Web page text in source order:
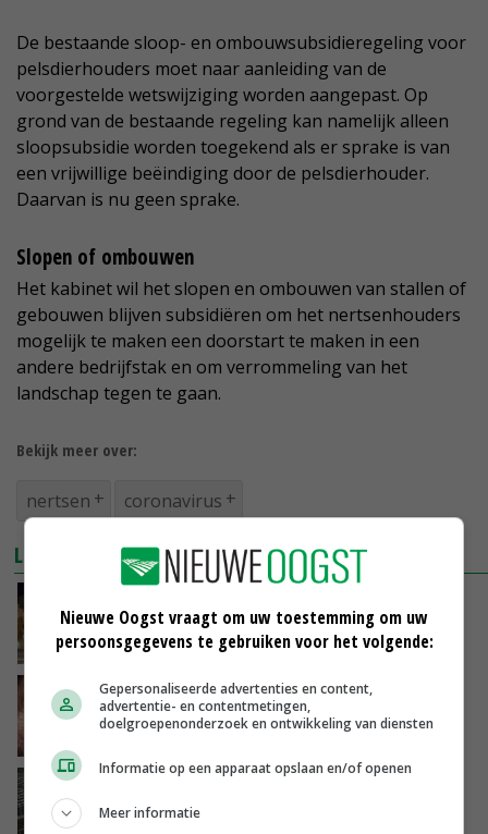
De bestaande sloop- en ombouwsubsidieregeling voor
pelsdierhouders moet naar aanleiding van de
voorgestelde wetswijziging worden aangepast. Op
grond van de bestaande regeling kan namelijk alleen
sloopsubsidie worden toegekend als er sprake is van
een vrijwillige beëindiging door de pelsdierhouder.
Daarvan is nu geen sprake.
Slopen of ombouwen
Het kabinet wil het slopen en ombouwen van stallen of
gebouwen blijven subsidiëren om het nertsenhouders
mogelijk te maken een doorstart te maken in een
andere bedrijfstak en om verrommeling van het
landschap tegen te gaan.
Bekijk meer over:
nertsen coronavirus
LEES OOK
nertsen
19-11-2020
Veegmonsters insturen bij strijd tegen
corona bij nertsen
Nieuwe Oogst vraagt om uw toestemming om uw
persoonsgegevens te gebruiken voor het volgende:
Gepersonaliseerde advertenties en content,
advertentie- en contentmetingen,
doelgroepenonderzoek en ontwikkeling van diensten
Informatie op een apparaat opslaan en/of openen
Meer informatie